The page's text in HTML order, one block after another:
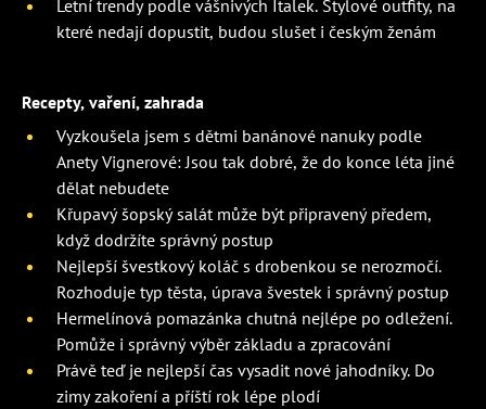
Letní trendy podle vášnivých Italek. Stylové outfity, na
které nedají dopustit, budou slušet i českým ženám
Recepty, vaření, zahrada
Vyzkoušela jsem s dětmi banánové nanuky podle
Anety Vignerové: Jsou tak dobré, že do konce léta jiné
dělat nebudete
Křupavý šopský salát může být připravený předem,
když dodržíte správný postup
Nejlepší švestkový koláč s drobenkou se nerozmočí.
Rozhoduje typ těsta, úprava švestek i správný postup
Hermelínová pomazánka chutná nejlépe po odležení.
Pomůže i správný výběr základu a zpracování
Právě teď je nejlepší čas vysadit nové jahodníky. Do
zimy zakoření a příští rok lépe plodí